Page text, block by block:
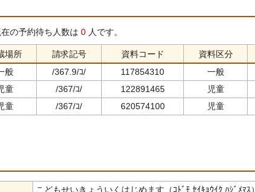
の予約待ち人数は 0 人です。
場所 請求記号 資料コード 資料区分
般 /367.9/ｺ/ 117854310 一般
童 /367/ｺ/ 122891465 児童
童 /367/ｺ/ 620574100 児童
こどもせいきょういくはじめます（ｺﾄﾞﾓ ｾｲｷｮｳｲｸ ﾊｼﾞﾒﾏｽ）